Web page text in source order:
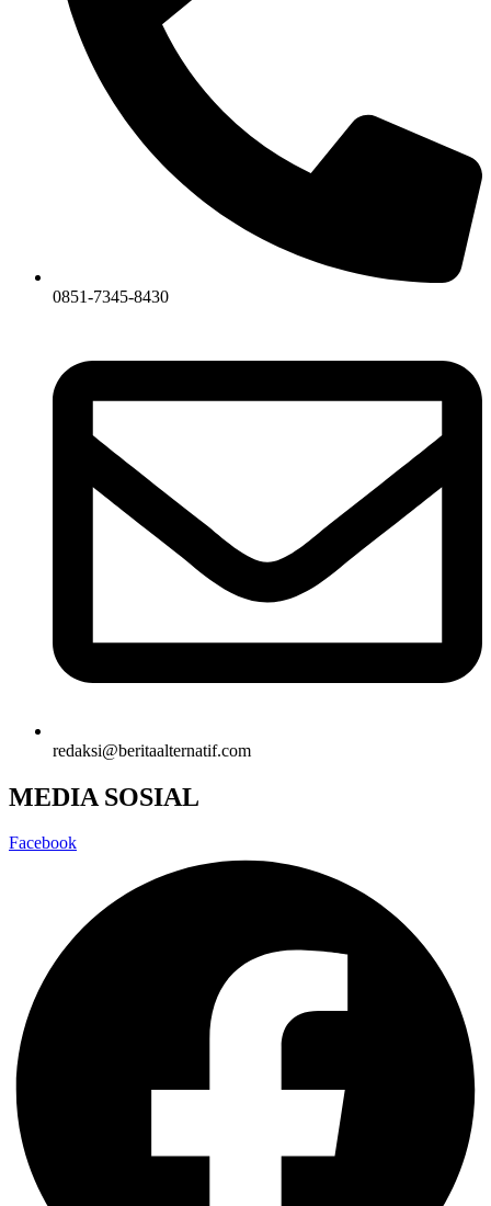
0851-7345-8430
redaksi@beritaalternatif.com
MEDIA SOSIAL
Facebook